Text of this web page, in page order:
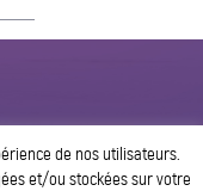
de nos utilisateurs.
et/ou stockées sur votre